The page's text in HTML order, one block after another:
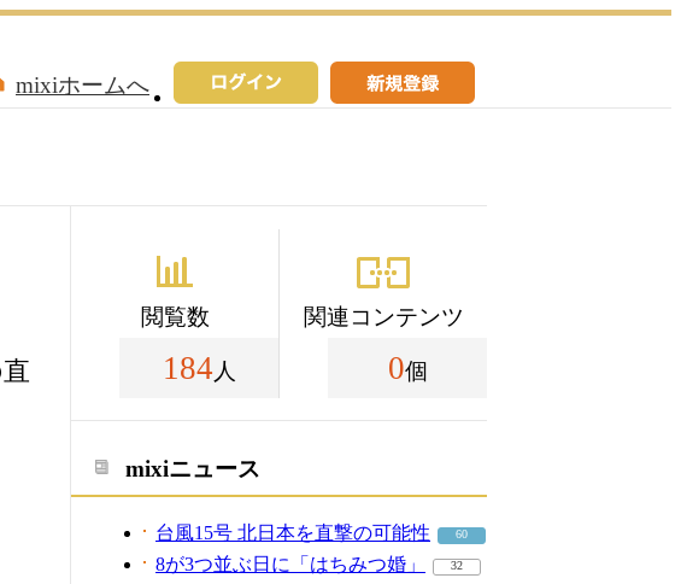
mixiホームへ
閲覧数
184 人
関連コンテンツ
0個
mixiニュース
台風15号 北日本を直撃の可能性 60
8が3つ並ぶ日に「はちみつ婚」 32